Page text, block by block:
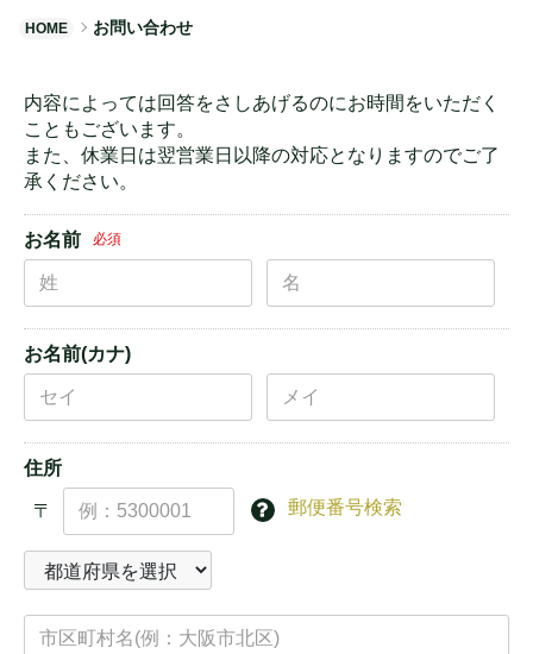
HOME お問い合わせ
内容によっては回答をさしあげるのにお時間をいただく
こともございます。
また、休業日は翌営業日以降の対応となりますのでご了
承ください。
お名前 必須
お名前(カナ)
住所
〒 郵便番号検索